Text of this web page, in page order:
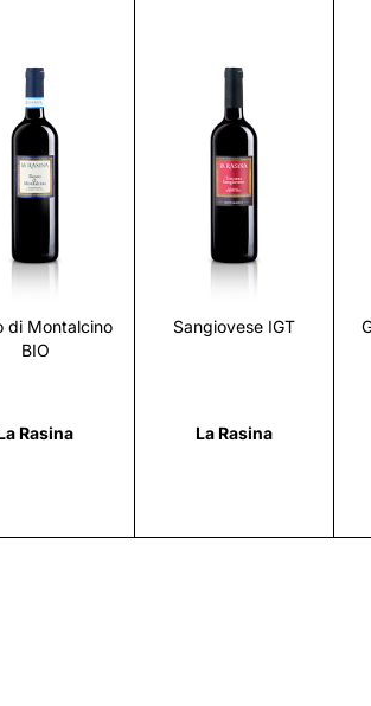
di Montalcino
BIO
Rasina
Scopri
Sangiovese IGT
La Rasina
Scopri